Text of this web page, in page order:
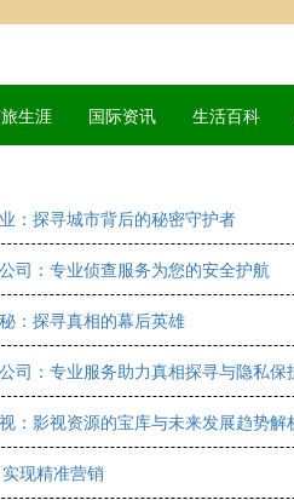
生涯 国际资讯 生活百科
：探寻城市背后的秘密守护者
司：专业侦查服务为您的安全护航
：探寻真相的幕后英雄
司：专业服务助力真相探寻与隐私保
：影视资源的宝库与未来发展趋势解
现精准营销